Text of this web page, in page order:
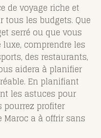
de voyage riche et
tous les budgets. Que
serré ou que vous
comprendre les
des restaurants,
aidera à planifier
En planifiant
les astuces pour
pourrez profiter
a à offrir sans